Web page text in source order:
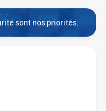
sont nos priorités.